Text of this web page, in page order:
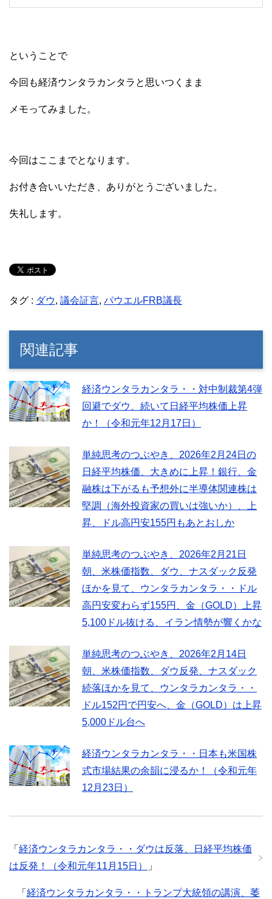
ということで
今回も経済ウンタラカンタラと思いつくまま
メモってみました。
今回はここまでとなります。
お付き合いいただき、ありがとうございました。
失礼します。
タグ : ダウ, 議会証言, パウエルFRB議長
関連記事
経済ウンタラカンタラ・・対中制裁第4弾
回避でダウ、続いて日経平均株価上昇
か！（令和元年12月17日）
単純思考のつぶやき、2026年2月24日の
日経平均株価、大きめに上昇！銀行、金
融株は下がるも予想外に半導体関連株は
堅調（海外投資家の買いは強いか）、上
昇、ドル高円安155円もあとおしか
単純思考のつぶやき、2026年2月21日
朝、米株価指数、ダウ、ナスダック反発
ほかを見て、ウンタラカンタラ・・ドル
高円安変わらず155円、金（GOLD）上昇
5,100ドル抜ける、イラン情勢が響くかな
単純思考のつぶやき、2026年2月14日
朝、米株価指数、ダウ反発、ナスダック
続落ほかを見て、ウンタラカンタラ・・
ドル152円で円安へ、金（GOLD）は上昇
5,000ドル台へ
経済ウンタラカンタラ・・日本も米国株
式市場結果の余韻に浸るか！（令和元年
12月23日）
「 経済ウンタラカンタラ・・ダウは反落、日経平均株価
は反発！（令和元年11月15日）
」
「 経済ウンタラカンタラ・・トランプ大統領の講演、萎